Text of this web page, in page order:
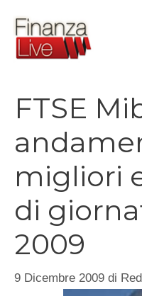
contenuto
FTSE
migliori
di
2009
9 Dicembre 2009 di